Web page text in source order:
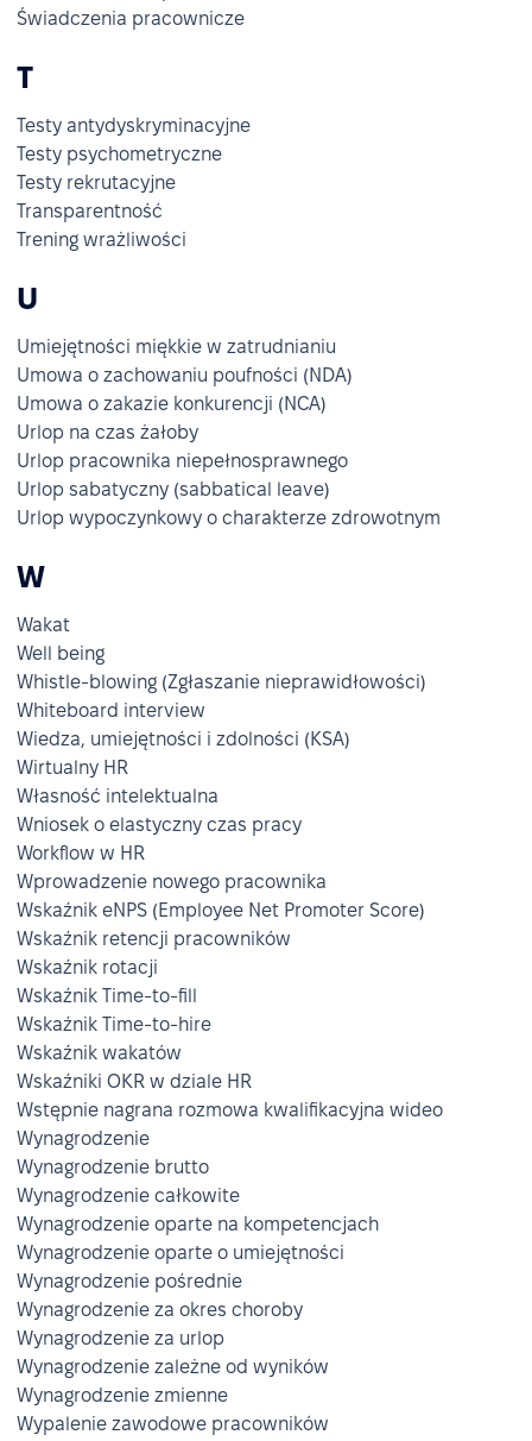
Świadczenia pracownicze
T
Testy antydyskryminacyjne
Testy psychometryczne
Testy rekrutacyjne
Transparentność
Trening wrażliwości
U
Umiejętności miękkie w zatrudnianiu
Umowa o zachowaniu poufności (NDA)
Umowa o zakazie konkurencji (NCA)
Urlop na czas żałoby
Urlop pracownika niepełnosprawnego
Urlop sabatyczny (sabbatical leave)
Urlop wypoczynkowy o charakterze zdrowotnym
W
Wakat
Well being
Whistle-blowing (Zgłaszanie nieprawidłowości)
Whiteboard interview
Wiedza, umiejętności i zdolności (KSA)
Wirtualny HR
Własność intelektualna
Wniosek o elastyczny czas pracy
Workflow w HR
Wprowadzenie nowego pracownika
Wskaźnik eNPS (Employee Net Promoter Score)
Wskaźnik retencji pracowników
Wskaźnik rotacji
Wskaźnik Time-to-fill
Wskaźnik Time-to-hire
Wskaźnik wakatów
Wskaźniki OKR w dziale HR
Wstępnie nagrana rozmowa kwalifikacyjna wideo
Wynagrodzenie
Wynagrodzenie brutto
Wynagrodzenie całkowite
Wynagrodzenie oparte na kompetencjach
Wynagrodzenie oparte o umiejętności
Wynagrodzenie pośrednie
Wynagrodzenie za okres choroby
Wynagrodzenie za urlop
Wynagrodzenie zależne od wyników
Wynagrodzenie zmienne
Wypalenie zawodowe pracowników